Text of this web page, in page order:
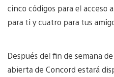
cinco códigos para el acceso
para ti y cuatro para tus
Después del fin de semana
abierta de Concord estará